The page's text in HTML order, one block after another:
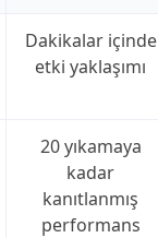
Dakikalar içinde
etki yaklaşımı
20 yıkamaya
kadar
kanıtlanmış
performans